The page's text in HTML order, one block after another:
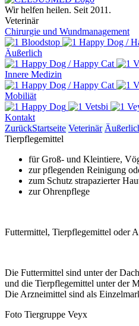
Wir helfen heilen. Seit 2011.
Veterinär
Chirurgie und Wundmanagement
Bloodstop
Happy Dog /
Äußerlich
Happy Dog / Happy Cat
Innere Medizin
Happy Dog / Happy Cat
Mobiliät
Happy Dog
Vetsbi
Kontakt
ZurückStartseite Veterinär
Tierpflegemittel
für Groß- und Kleintiere,
zur pflegenden Reinigung
zum Schutz strapazierter
zur Ohrenpflege
Futtermittel, Tierpflegemittel oder
Die Futtermittel sind unter der
und die Tierpflegemittel unter der
Die Arzneimittel sind als
Foto Tiergruppe Veyx